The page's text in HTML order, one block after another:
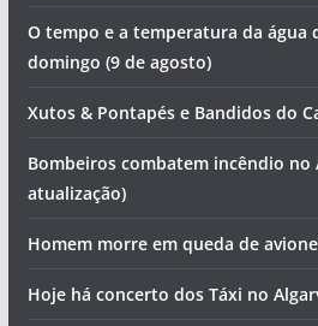
O tempo e a temperatura da água
domingo (9 de agosto)
Xutos & Pontapés e Bandidos do
Bombeiros combatem incêndio no
atualização)
Homem morre em queda de
Hoje há concerto dos Táxi no